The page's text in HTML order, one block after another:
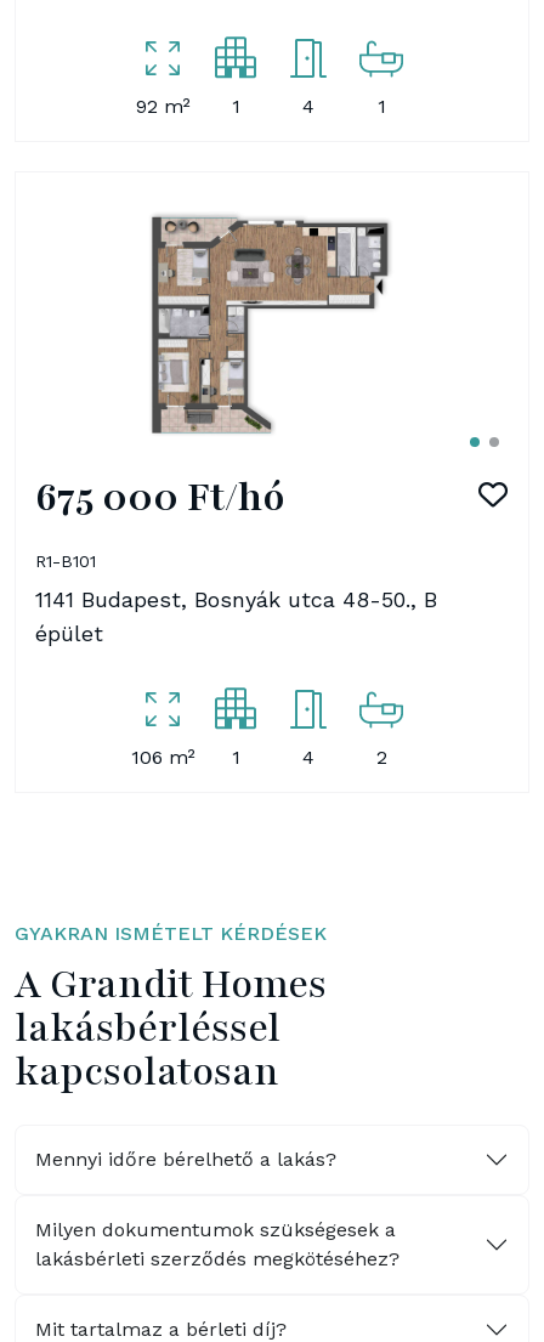
92 m² 1 4 1
675 000 Ft/hó
R1-B101
1141 Budapest, Bosnyák utca 48-50., B
épület
106 m² 1 4 2
GYAKRAN ISMÉTELT KÉRDÉSEK
A Grandit Homes
lakásbérléssel
kapcsolatosan
Mennyi időre bérelhető a lakás?
Milyen dokumentumok szükségesek a
lakásbérleti szerződés megkötéséhez?
Mit tartalmaz a bérleti díj?